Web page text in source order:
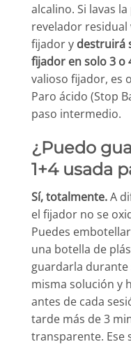
alcalino. Si lavas
revelador
fijador y destruirá
fijador en solo 3 o
valioso fijador, es
Paro ácido (Stop
paso intermedio.
¿Puedo
1+4 usada
Sí, totalmente.A
el fijador no se
Puedes
una botella de
guardarla durante
misma solución y
antes de cada
tarde más de 3
transparente. Ese